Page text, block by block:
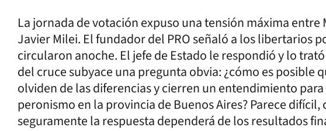
La jornada de votación expuso una tensión máxima
Javier Milei. El fundador del PRO señaló a los libertarios
circularon anoche. El jefe de Estado le respondió y lo
del cruce subyace una pregunta obvia: ¿cómo es posible
olviden de las diferencias y cierren un entendimiento
peronismo en la provincia de Buenos Aires? Parece
seguramente la respuesta dependerá de los resultados